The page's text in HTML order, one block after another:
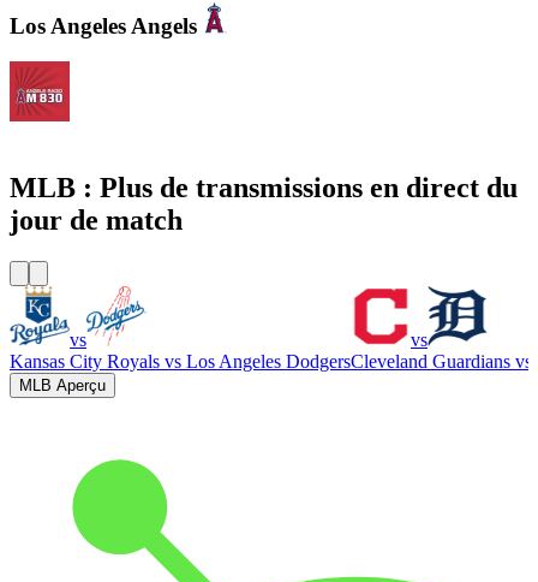
Los Angeles Angels
MLB : Plus de transmissions en direct du
jour de match
vs
Kansas City Royals vs Los Angeles Dodgers
vs
Cleveland Guardians vs
MLB Aperçu